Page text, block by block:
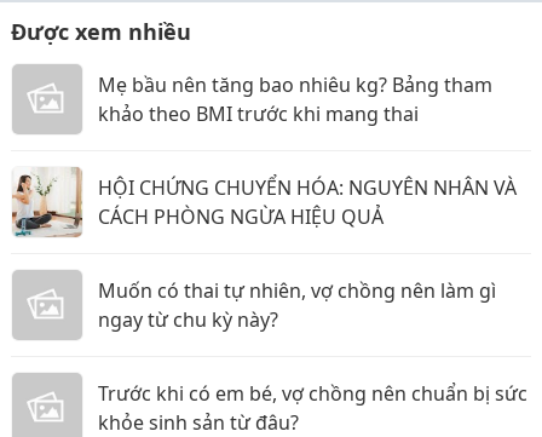
Được xem nhiều
Mẹ bầu nên tăng bao nhiêu kg? Bảng tham
khảo theo BMI trước khi mang thai
HỘI CHỨNG CHUYỂN HÓA: NGUYÊN NHÂN VÀ
CÁCH PHÒNG NGỪA HIỆU QUẢ
Muốn có thai tự nhiên, vợ chồng nên làm gì
ngay từ chu kỳ này?
Trước khi có em bé, vợ chồng nên chuẩn bị sức
khỏe sinh sản từ đâu?